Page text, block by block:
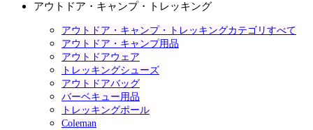
アウトドア・キャンプ・トレッキング
アウトドア・キャンプ・トレッキングカテゴリすべて
アウトドア・キャンプ用品
アウトドアウェア
トレッキングシューズ
アウトドアバッグ
バーベキュー用品
トレッキングポール
Coleman